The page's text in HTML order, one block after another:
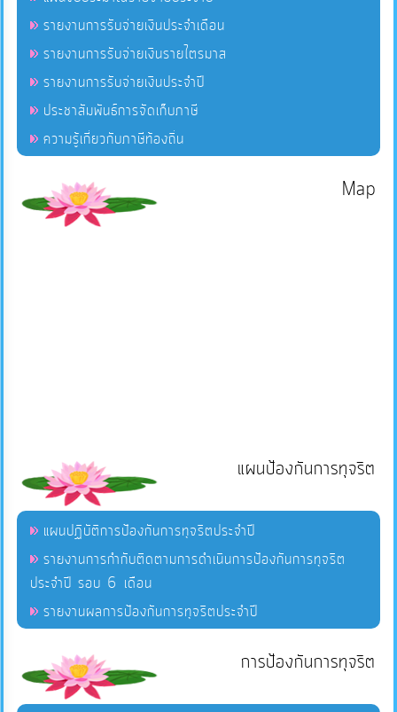
รายงานการรับจ่ายเงินประจำเดือน
รายงานการรับจ่ายเงินรายไตรมาส
รายงานการรับจ่ายเงินประจำปี
ประชาสัมพันธ์การจัดเก็บภาษี
ความรู้เกี่ยวกับภาษีท้องถิ่น
Map
แผนป้องกันการทุจริต
แผนปฏิบัติการป้องกันการทุจริตประจำปี
รายงานการกำกับติดตามการดำเนินการป้องกันการทุจริต
ประจำปี รอบ 6 เดือน
รายงานผลการป้องกันการทุจริตประจำปี
การป้องกันการทุจริต